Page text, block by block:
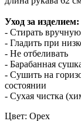
Уход за изделием:
- Стирать
- Гладить при
- Не отбеливать
- Барабанная
- Сушить на
состоянии
- Сухая чистка
Цвет: Орех